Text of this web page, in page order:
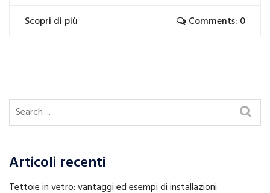
Scopri di più Comments: 0
Articoli recenti
Tettoie in vetro: vantaggi ed esempi di installazioni